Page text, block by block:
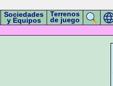
Sociedades
y Equipos
Terrenos
de juego